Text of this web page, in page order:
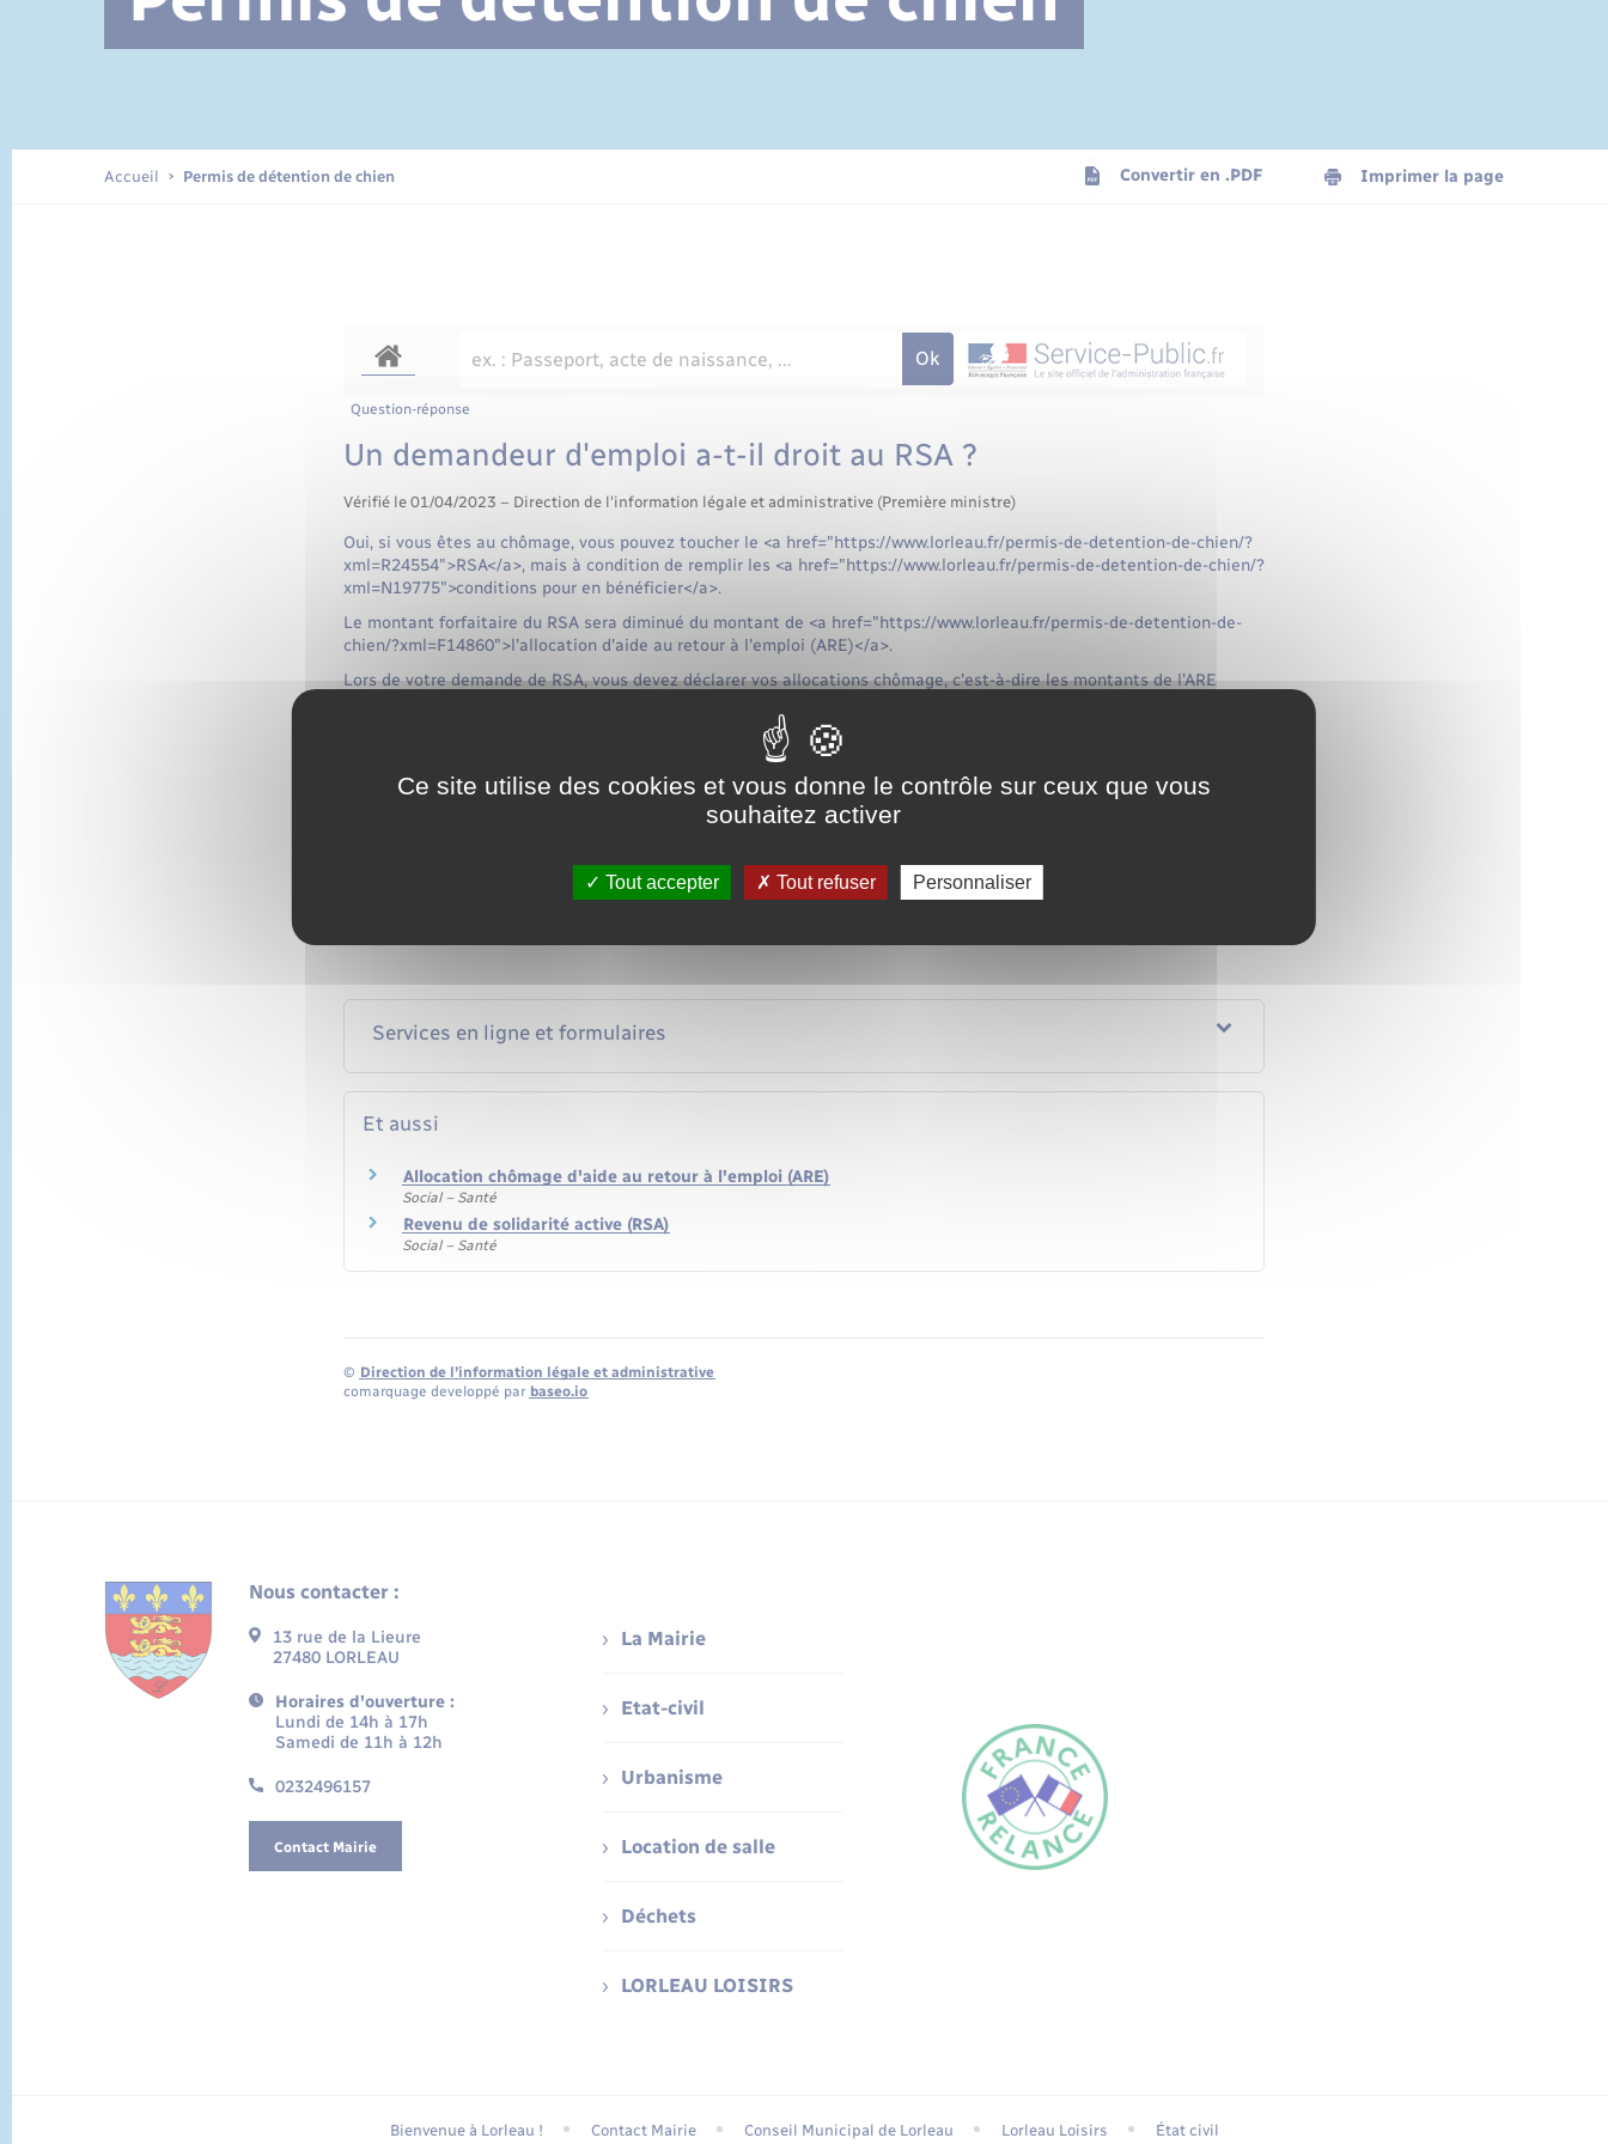
Documents d’identité Cimetière communal
Accueil Permis de détention de chien Convertir en .PDF Imprimer la page
Question-réponse
Un demandeur d'emploi a-t-il droit au RSA ?
Vérifié le 01/04/2023 – Direction de l'information légale et administrative (Première ministre)
Oui, si vous êtes au chômage, vous pouvez toucher le <a href="https://www.lorleau.fr/permis-de-detention-de-chien/?
xml=R24554">RSA</a>, mais à condition de remplir les <a href="https://www.lorleau.fr/permis-de-detention-de-chien/?
xml=N19775">conditions pour en bénéficier</a>.
Le montant forfaitaire du RSA sera diminué du montant de <a href="https://www.lorleau.fr/permis-de-detention-de-
chien/?xml=F14860">l'allocation d'aide au retour à l'emploi (ARE)</a>.
Lors de votre demande de RSA, vous devez déclarer vos allocations chômage, c'est-à-dire les montants de l'ARE
Si le montant de vos revenus est inférieur au montant forfaitaire du RSA, le RSA pourra représenter un complément
par mois d'ARE. Pour une personne seule, le montant du RSA est de <span class="valeur">607,75 €</span>. Le
demandeur d'emploi peut donc bénéficier du RSA pour un montant mensuel de <span
Services en ligne et formulaires
Et aussi
Allocation chômage d'aide au retour à l'emploi (ARE)
Social – Santé
Revenu de solidarité active (RSA)
Social – Santé
© Direction de l’information légale et administrative
comarquage developpé par baseo.io
Nous contacter :
13 rue de la Lieure
27480 LORLEAU
Horaires d'ouverture :
Lundi de 14h à 17h
Samedi de 11h à 12h
0232496157
Contact Mairie
La Mairie
Etat-civil
Urbanisme
Location de salle
Déchets
LORLEAU LOISIRS
Bienvenue à Lorleau ! Contact Mairie Conseil Municipal de Lorleau Lorleau Loisirs État civil
Ce site utilise des cookies et vous donne le contrôle sur ceux que vous
souhaitez activer
Tout accepter Tout refuser Personnaliser